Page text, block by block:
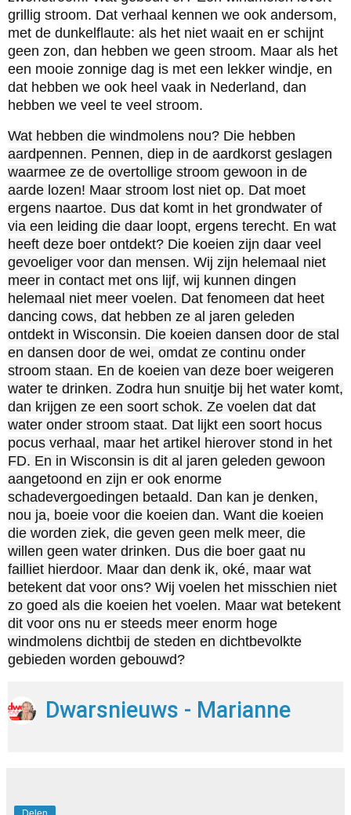
grillig stroom. Dat verhaal kennen we ook andersom,
met de dunkelflaute: als het niet waait en er schijnt
geen zon, dan hebben we geen stroom. Maar als het
een mooie zonnige dag is met een lekker windje, en
dat hebben we ook heel vaak in Nederland, dan
hebben we veel te veel stroom.
Wat hebben die windmolens nou? Die hebben
aardpennen. Pennen, diep in de aardkorst geslagen
waarmee ze de overtollige stroom gewoon in de
aarde lozen! Maar stroom lost niet op. Dat moet
ergens naartoe. Dus dat komt in het grondwater of
via een leiding die daar loopt, ergens terecht. En wat
heeft deze boer ontdekt? Die koeien zijn daar veel
gevoeliger voor dan mensen. Wij zijn helemaal niet
meer in contact met ons lijf, wij kunnen dingen
helemaal niet meer voelen. Dat fenomeen dat heet
dancing cows, dat hebben ze al jaren geleden
ontdekt in Wisconsin. Die koeien dansen door de stal
en dansen door de wei, omdat ze continu onder
stroom staan. En de koeien van deze boer weigeren
water te drinken. Zodra hun snuitje bij het water komt,
dan krijgen ze een soort schok. Ze voelen dat dat
water onder stroom staat. Dat lijkt een soort hocus
pocus verhaal, maar het artikel hierover stond in het
FD. En in Wisconsin is dit al jaren geleden gewoon
aangetoond en zijn er ook enorme
schadevergoedingen betaald. Dan kan je denken,
nou ja, boeie voor die koeien dan. Want die koeien
die worden ziek, die geven geen melk meer, die
willen geen water drinken. Dus die boer gaat nu
failliet hierdoor. Maar dan denk ik, oké, maar wat
betekent dat voor ons? Wij voelen het misschien niet
zo goed als die koeien het voelen. Maar wat betekent
dit voor ons nu er steeds meer enorm hoge
windmolens dichtbij de steden en dichtbevolkte
gebieden worden gebouwd?
Dwarsnieuws - Marianne